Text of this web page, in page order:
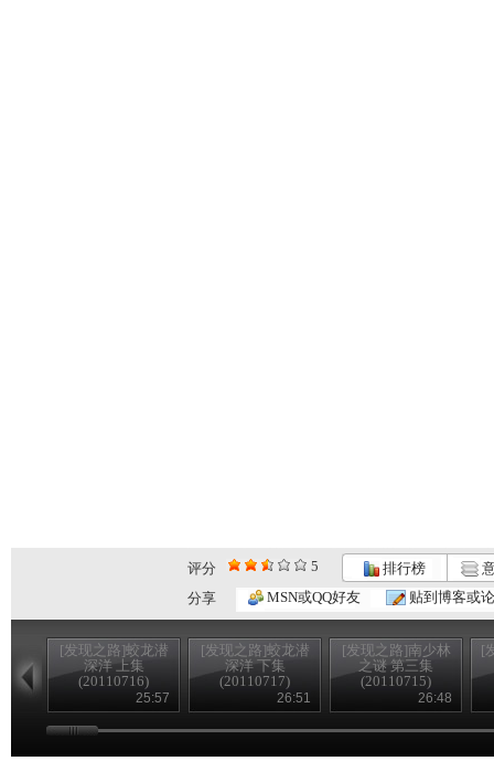
评分 5 排行榜
分享
MSN或QQ好友 贴到博客或
[发现之路]蛟龙潜
深洋 上集
(20110716)
25:57
[发现之路]蛟龙潜
深洋 下集
(20110717)
26:51
[发现之路]南少林
之谜 第三集
(20110715)
26:48
[